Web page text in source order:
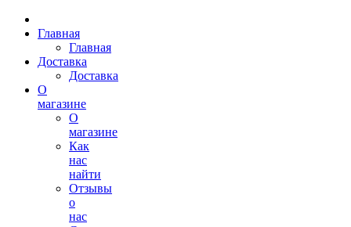
Главная
Главная
Доставка
Доставка
О
магазине
О
магазине
Как
нас
найти
Отзывы
о
нас